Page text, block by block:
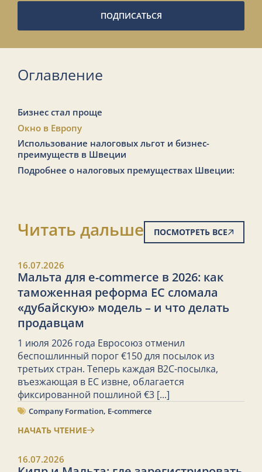
ПОДПИСАТЬСЯ
Оглавление
Бизнес стал проще
Окно в Европу
Использование налоговых льгот и бизнес-
преимуществ в Швеции
Подробнее о налоговых премуществах Швеции:
Читать дальше ПОСМОТРЕТЬ ВСЕ
16.07.2026
Мальта для e-commerce в 2026: как
таможенная реформа ЕС сломала
«дубайскую» модель – и что делать
продавцам
1 июля 2026 года Евросоюз отменил
беспошлинный порог €150 для посылок из
третьих стран. Теперь каждая B2C-посылка,
въезжающая в ЕС извне, облагается
фиксированной пошлиной €3 [...]
Company Formation, E-commerce
НАЧАТЬ ЧТЕНИЕ
16.07.2026